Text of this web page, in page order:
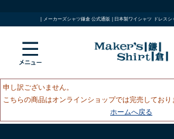
| メーカーズシャツ鎌倉 公式通販 | 日本製ワイシャツ ドレス
申し訳ございません。
こちらの商品はオンラインショップでは完売しており
ホームへ戻る